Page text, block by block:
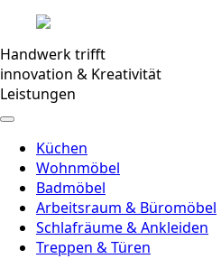
Handwerk trifft
innovation & Kreativität
Leistungen
Küchen
Wohnmöbel
Badmöbel
Arbeitsraum & Büromöbel
Schlafräume & Ankleiden
Treppen & Türen